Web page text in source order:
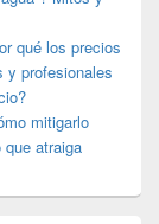
qué los precios
y profesionales
mitigarlo
atraiga